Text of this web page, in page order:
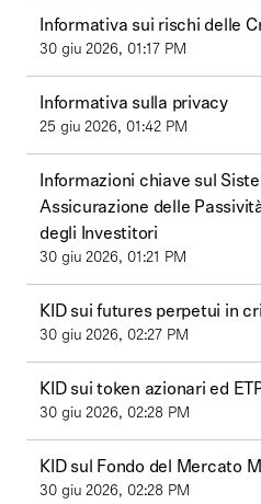
Informativa sui rischi delle
30 giu 2026, 01:17 PM
Informativa sulla privacy
25 giu 2026, 01:42 PM
Informazioni chiave sul
Assicurazione delle
degli Investitori
30 giu 2026, 01:21 PM
KID sui futures perpetui in
30 giu 2026, 02:27 PM
KID sui token azionari ed
30 giu 2026, 02:28 PM
KID sul Fondo del Mercato
30 giu 2026, 02:28 PM